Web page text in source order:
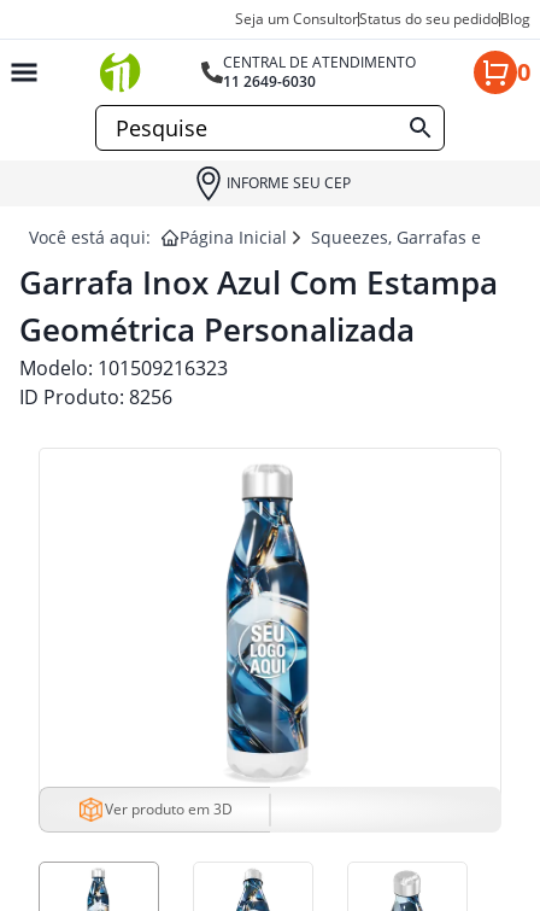
Seja um ConsultorStatus do seu pedidoBlog
CENTRAL DE ATENDIMENTO
11 2649-6030
0
INFORME SEU CEP
Você está aqui: Página Inicial Squeezes, Garrafas e
Garrafa Inox Azul Com Estampa
Geométrica Personalizada
Modelo: 101509216323
ID Produto: 8256
Ver produto em 3D